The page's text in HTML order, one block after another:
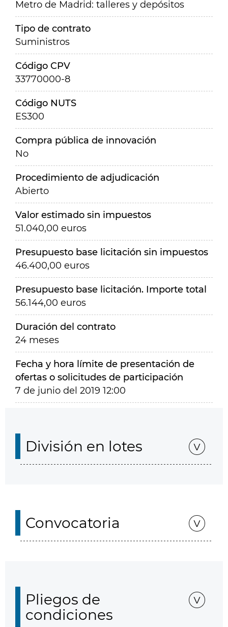
Metro de Madrid: talleres y depósitos
Tipo de contrato
Suministros
Código CPV
33770000-8
Código NUTS
ES300
Compra pública de innovación
No
Procedimiento de adjudicación
Abierto
Valor estimado sin impuestos
51.040,00 euros
Presupuesto base licitación sin impuestos
46.400,00 euros
Presupuesto base licitación. Importe total
56.144,00 euros
Duración del contrato
24 meses
Fecha y hora límite de presentación de
ofertas o solicitudes de participación
7 de junio del 2019 12:00
División en lotes
Convocatoria
Pliegos de
condiciones